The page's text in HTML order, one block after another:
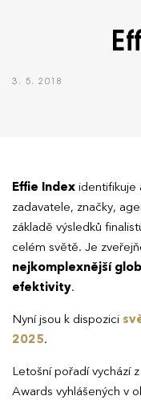
3. 5. 2018
Effie Index identifikuje
zadavatele, značky,
základě výsledků
celém světě. Je
nejkomplexnější
efektivity.
Nyní jsou k dispozici
2025.
Letošní pořadí vychází
Awards vyhlášených v